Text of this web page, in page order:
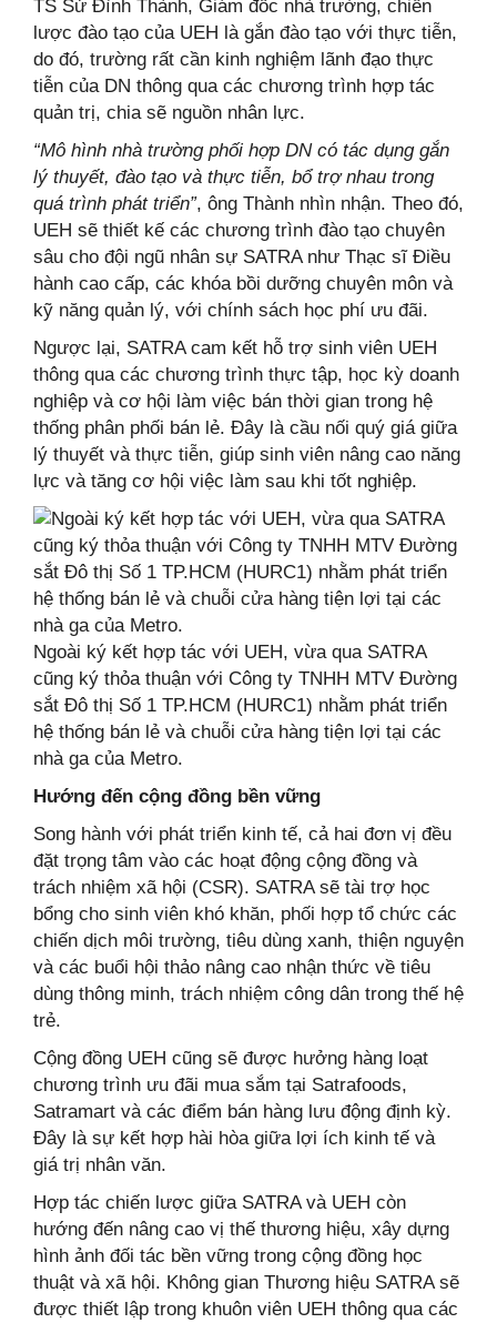
TS Sử Đình Thành, Giám đốc nhà trường, chiến
lược đào tạo của UEH là gắn đào tạo với thực tiễn,
do đó, trường rất cần kinh nghiệm lãnh đạo thực
tiễn của DN thông qua các chương trình hợp tác
quản trị, chia sẽ nguồn nhân lực.
“Mô hình nhà trường phối hợp DN có tác dụng gắn
lý thuyết, đào tạo và thực tiễn, bổ trợ nhau trong
quá trình phát triển”, ông Thành nhìn nhận. Theo đó,
UEH sẽ thiết kế các chương trình đào tạo chuyên
sâu cho đội ngũ nhân sự SATRA như Thạc sĩ Điều
hành cao cấp, các khóa bồi dưỡng chuyên môn và
kỹ năng quản lý, với chính sách học phí ưu đãi.
Ngược lại, SATRA cam kết hỗ trợ sinh viên UEH
thông qua các chương trình thực tập, học kỳ doanh
nghiệp và cơ hội làm việc bán thời gian trong hệ
thống phân phối bán lẻ. Đây là cầu nối quý giá giữa
lý thuyết và thực tiễn, giúp sinh viên nâng cao năng
lực và tăng cơ hội việc làm sau khi tốt nghiệp.
Ngoài ký kết hợp tác với UEH, vừa qua SATRA
cũng ký thỏa thuận với Công ty TNHH MTV Đường
sắt Đô thị Số 1 TP.HCM (HURC1) nhằm phát triển
hệ thống bán lẻ và chuỗi cửa hàng tiện lợi tại các
nhà ga của Metro.
Hướng đến cộng đồng bền vững
Song hành với phát triển kinh tế, cả hai đơn vị đều
đặt trọng tâm vào các hoạt động cộng đồng và
trách nhiệm xã hội (CSR). SATRA sẽ tài trợ học
bổng cho sinh viên khó khăn, phối hợp tổ chức các
chiến dịch môi trường, tiêu dùng xanh, thiện nguyện
và các buổi hội thảo nâng cao nhận thức về tiêu
dùng thông minh, trách nhiệm công dân trong thế hệ
trẻ.
Cộng đồng UEH cũng sẽ được hưởng hàng loạt
chương trình ưu đãi mua sắm tại Satrafoods,
Satramart và các điểm bán hàng lưu động định kỳ.
Đây là sự kết hợp hài hòa giữa lợi ích kinh tế và
giá trị nhân văn.
Hợp tác chiến lược giữa SATRA và UEH còn
hướng đến nâng cao vị thế thương hiệu, xây dựng
hình ảnh đối tác bền vững trong cộng đồng học
thuật và xã hội. Không gian Thương hiệu SATRA sẽ
được thiết lập trong khuôn viên UEH thông qua các